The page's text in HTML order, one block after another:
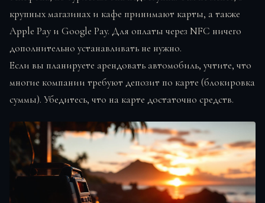
крупных магазинах и кафе принимают карты, а также
Apple Pay и Google Pay. Для оплаты через NFC ничего
дополнительно устанавливать не нужно.
Если вы планируете арендовать автомобиль, учтите, что
многие компании требуют депозит по карте (блокировка
суммы). Убедитесь, что на карте достаточно средств.